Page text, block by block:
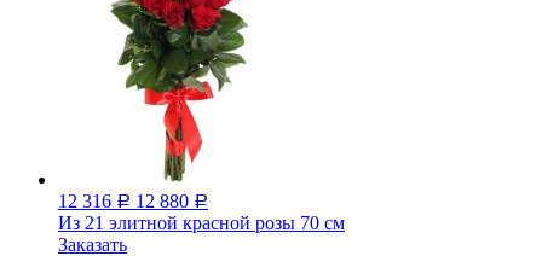
12 316 Р 12 880 Р
Из 21 элитной красной розы 70 см
Заказать